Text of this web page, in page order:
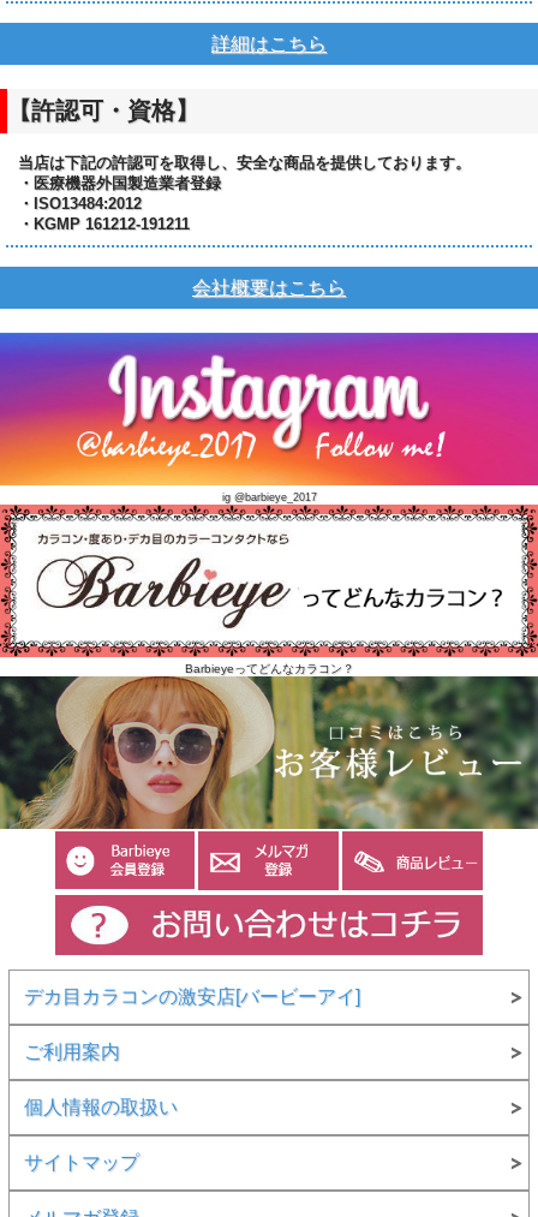
詳細はこちら
【許認可・資格】
当店は下記の許認可を取得し、安全な商品を提供しております。
・医療機器外国製造業者登録
・ISO13484:2012
・KGMP 161212-191211
会社概要はこちら
ig @barbieye_2017
Barbieyeってどんなカラコン？
デカ目カラコンの激安店[バービーアイ]
ご利用案内
個人情報の取扱い
サイトマップ